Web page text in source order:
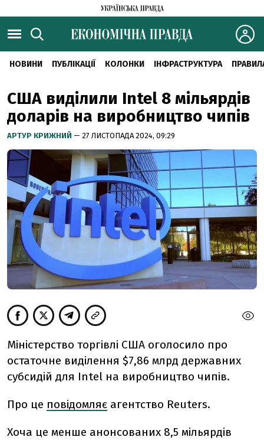
НОВИНИ ПУБЛІКАЦІЇ КОЛОНКИ ІНФРАСТРУКТУРА
США виділили Intel 8 мільярдів
доларів на виробництво чипів
АРТУР КРИЖНИЙ — 27 ЛИСТОПАДА 2024, 09:29
Міністерство торгівлі США оголосило про
остаточне виділення $7,86 млрд державних
субсидій для Intel на виробництво чипів.
Про це повідомляє агентство Reuters.
Хоча це менше анонсованих 8,5 мільярдів